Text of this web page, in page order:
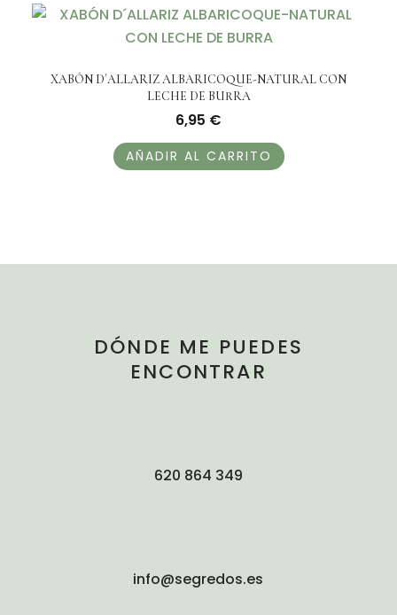
XABÓN D´ALLARIZ ALBARICOQUE-NATURAL CON
LECHE DE BURRA
6,95 €
AÑADIR AL CARRITO
DÓNDE ME PUEDES
ENCONTRAR
620 864 349
info@segredos.es